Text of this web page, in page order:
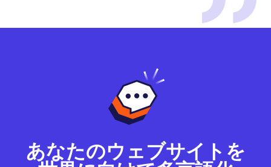
あなたのウェブサイトを